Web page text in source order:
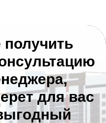
для вас